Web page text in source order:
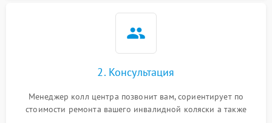
2. Консультация
Менеджер колл центра позвонит вам, сориентирует по
стоимости ремонта вашего инвалидной коляски а также